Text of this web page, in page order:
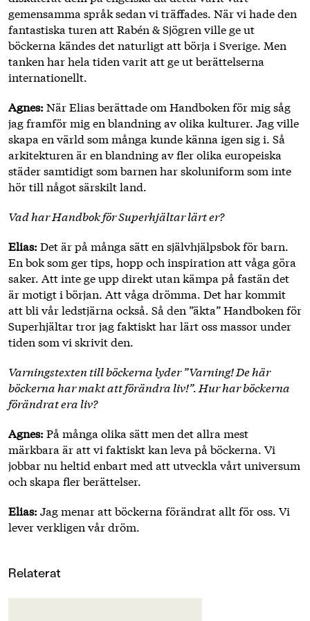
gemensamma språk sedan vi träffades. När vi hade den
fantastiska turen att Rabén & Sjögren ville ge ut
böckerna kändes det naturligt att börja i Sverige. Men
tanken har hela tiden varit att ge ut berättelserna
internationellt.
Agnes: När Elias berättade om Handboken för mig såg
jag framför mig en blandning av olika kulturer. Jag ville
skapa en värld som många kunde känna igen sig i. Så
arkitekturen är en blandning av fler olika europeiska
städer samtidigt som barnen har skoluniform som inte
hör till något särskilt land.
Vad har Handbok för Superhjältar lärt er?
Elias: Det är på många sätt en självhjälpsbok för barn.
En bok som ger tips, hopp och inspiration att våga göra
saker. Att inte ge upp direkt utan kämpa på fastän det
är motigt i början. Att våga drömma. Det har kommit
att bli vår ledstjärna också. Så den ”äkta” Handboken för
Superhjältar tror jag faktiskt har lärt oss massor under
tiden som vi skrivit den.
Varningstexten till böckerna lyder ”Varning! De här
böckerna har makt att förändra liv!”. Hur har böckerna
förändrat era liv?
Agnes: På många olika sätt men det allra mest
märkbara är att vi faktiskt kan leva på böckerna. Vi
jobbar nu heltid enbart med att utveckla vårt universum
och skapa fler berättelser.
Elias: Jag menar att böckerna förändrat allt för oss. Vi
lever verkligen vår dröm.
Relaterat